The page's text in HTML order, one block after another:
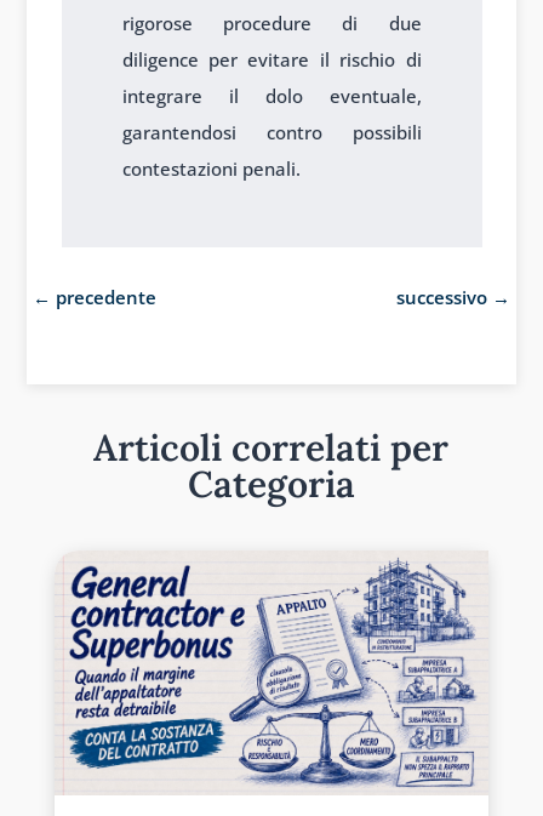
rigorose procedure di due
diligence per evitare il rischio di
integrare il dolo eventuale,
garantendosi contro possibili
contestazioni penali.
← precedente successivo →
Articoli correlati per
Categoria